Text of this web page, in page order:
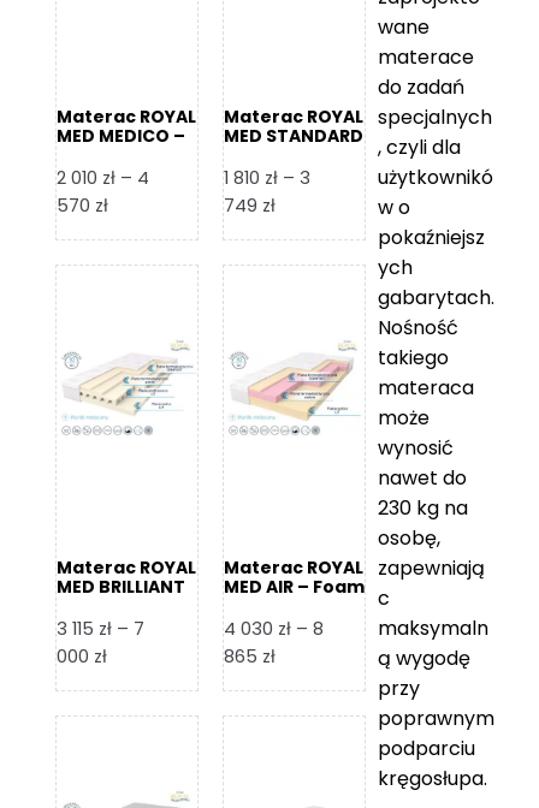
Materac ROYAL
MED MEDICO –
2 010 zł – 4
570 złZakres
od
4
570 zł
Materac ROYAL
MED STANDARD
1 810 zł – 3
749 złZakres
od
3
749 zł
Materac ROYAL
MED BRILLIANT
3 115 zł – 7
000 złZakres
od
Materac ROYAL
MED AIR – Foam
4 030 zł – 8
865 złZakres
od
wane
materace
do zadań
specjalnych
, czyli dla
użytkownikó
w o
pokaźniejsz
ych
gabarytach.
Nośność
takiego
materaca
może
wynosić
nawet do
230 kg na
osobę,
zapewniają
c
maksymaln
ą wygodę
przy
poprawnym
podparciu
kręgosłupa.